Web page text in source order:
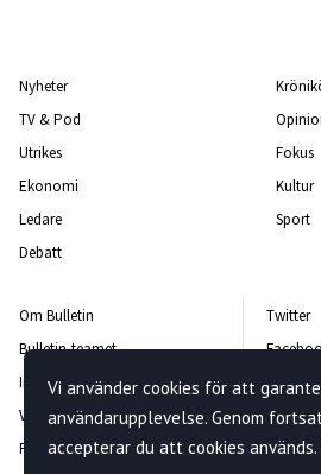
Nyheter
TV & Pod
Utrikes
Ekonomi
Ledare
Debatt
Fokus
Kultur
Sport
Om Bulletin
Bulletin-teamet
Integritetspolicy
Vanliga frågor och svar
Rättelsepolicy
Twitter
Vi använder cookies för att
användarupplevelse. Genom
accepterar du att cookies används.